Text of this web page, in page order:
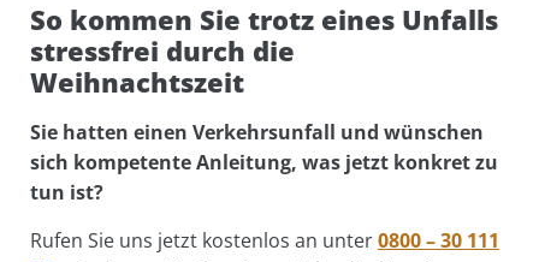
So kommen Sie trotz eines Unfalls
stressfrei durch die
Weihnachtszeit
Sie hatten einen Verkehrsunfall und wünschen
sich kompetente Anleitung, was jetzt konkret zu
tun ist?
Rufen Sie uns jetzt kostenlos an unter0800 – 30 111